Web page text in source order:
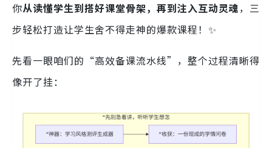
你从读懂学生到搭好课堂骨架，再到注入互动灵魂，三
步轻松打造让学生舍不得走神的爆款课程！✨
先看一眼咱们的“高效备课流水线”，整个过程清晰得
像开了挂：